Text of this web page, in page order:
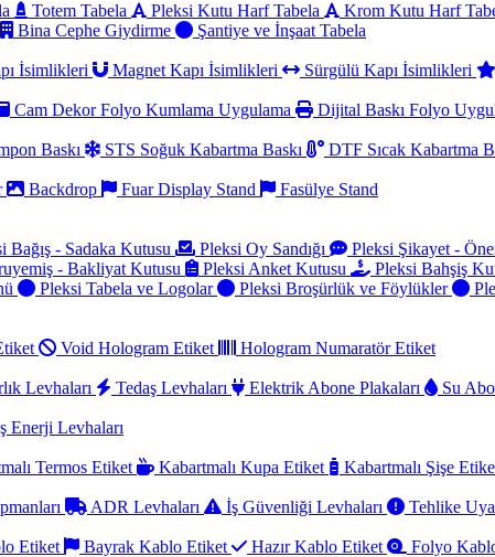
Totem Tabela Pleksi Kutu Harf Tabela Krom Kutu Harf
Bina Cephe Giydirme
Şantiye ve İnşaat Tabela
İsimlikleri Magnet Kapı İsimlikleri Sürgülü Kapı İsimlikleri
Cam Dekor Folyo Kumlama Uygulama Dijital Baskı Folyo
Baskı STS Soğuk Kabartma Baskı DTF Sıcak Kabartma
Backdrop Fuar Display Stand
Fasülye Stand
Bağış - Sadaka Kutusu Pleksi Oy Sandığı Pleksi Şikayet -
- Bakliyat Kutusu Pleksi Anket Kutusu
Pleksi Bahşiş
Pleksi Tabela ve Logolar Pleksi Broşürlük ve Föylükler
Void Hologram Etiket
Hologram Numaratör Etiket
Levhaları Tedaş Levhaları Elektrik Abone Plakaları Su
Enerji Levhaları
Termos Etiket Kabartmalı Kupa Etiket
Kabartmalı Şişe
ADR Levhaları İş Güvenliği Levhaları Tehlike
Etiket Bayrak Kablo Etiket Hazır Kablo Etiket Folyo